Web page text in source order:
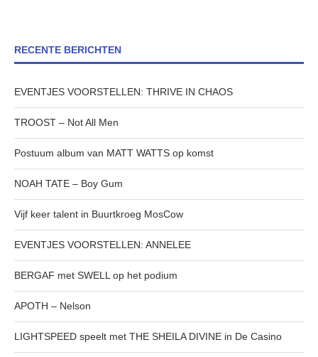
RECENTE BERICHTEN
EVENTJES VOORSTELLEN: THRIVE IN CHAOS
TROOST – Not All Men
Postuum album van MATT WATTS op komst
NOAH TATE – Boy Gum
Vijf keer talent in Buurtkroeg MosCow
EVENTJES VOORSTELLEN: ANNELEE
BERGAF met SWELL op het podium
APOTH – Nelson
LIGHTSPEED speelt met THE SHEILA DIVINE in De Casino